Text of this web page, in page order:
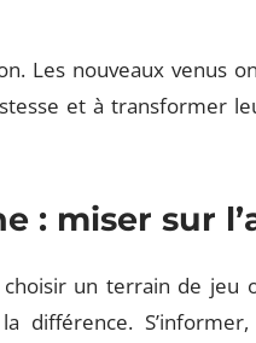
Les nouveaux venus
et à transformer
: miser sur
un terrain de jeu
différence.